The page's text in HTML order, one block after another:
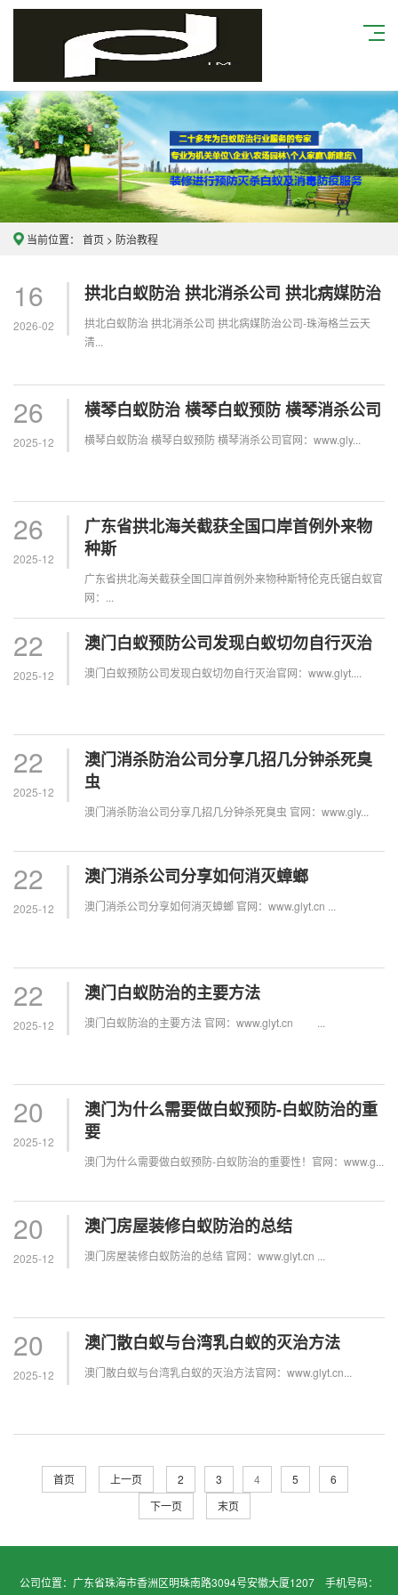
当前位置： 首页 > 防治教程
16
2026-02
拱北白蚁防治 拱北消杀公司 拱北病媒防治
拱北白蚁防治 拱北消杀公司 拱北病媒防治公司-珠海格兰云天
清...
26
2025-12
横琴白蚁防治 横琴白蚁预防 横琴消杀公司
横琴白蚁防治 横琴白蚁预防 横琴消杀公司官网：www.gly...
26
2025-12
广东省拱北海关截获全国口岸首例外来物
种斯
广东省拱北海关截获全国口岸首例外来物种斯特伦克氏锯白蚁官
网：...
22
2025-12
澳门白蚁预防公司发现白蚁切勿自行灭治
澳门白蚁预防公司发现白蚁切勿自行灭治官网：www.glyt....
22
2025-12
澳门消杀防治公司分享几招几分钟杀死臭
虫
澳门消杀防治公司分享几招几分钟杀死臭虫 官网：www.gly...
22
2025-12
澳门消杀公司分享如何消灭蟑螂
澳门消杀公司分享如何消灭蟑螂 官网：www.glyt.cn ...
22
2025-12
澳门白蚁防治的主要方法
澳门白蚁防治的主要方法 官网：www.glyt.cn ...
20
2025-12
澳门为什么需要做白蚁预防-白蚁防治的重
要
澳门为什么需要做白蚁预防-白蚁防治的重要性！官网：www.g...
20
2025-12
澳门房屋装修白蚁防治的总结
澳门房屋装修白蚁防治的总结 官网：www.glyt.cn ...
20
2025-12
澳门散白蚁与台湾乳白蚁的灭治方法
澳门散白蚁与台湾乳白蚁的灭治方法官网：www.glyt.cn...
首页 上一页 2 3 4 5
6
下一页
末页
公司位置：广东省珠海市香洲区明珠南路3094号安徽大厦1207 手机号码：